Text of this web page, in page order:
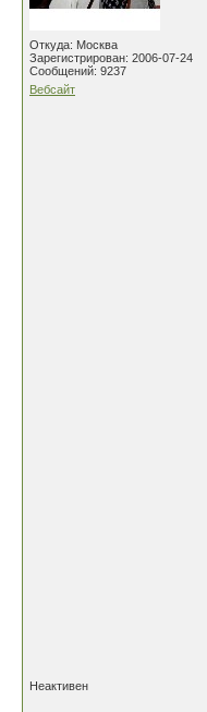
Откуда: Москва
Зарегистрирован: 2006-07-24
Сообщений: 9237
Вебсайт
Неактивен